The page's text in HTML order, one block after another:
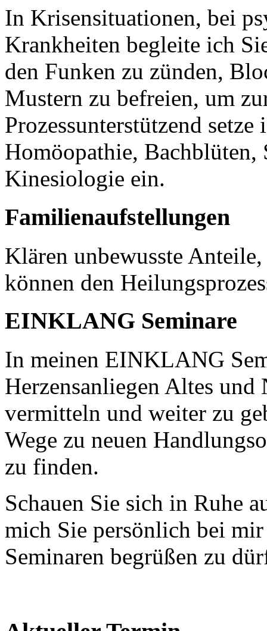
In Krisensituationen, bei
Krankheiten begleite ich
den Funken zu zünden,
Mustern zu befreien, um
Prozessunterstützend
Homöopathie, Bachblüten,
Kinesiologie ein.
Familienaufstellungen
Klären unbewusste
können den
EINKLANG Seminare
In meinen EINKLANG
Herzensanliegen Altes und
vermitteln und weiter zu
Wege zu neuen
zu finden.
Schauen Sie sich in Ruhe
mich Sie persönlich bei
Seminaren begrüßen zu